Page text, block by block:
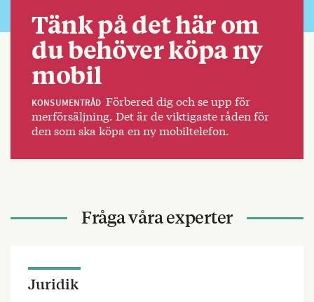
Tänk på det här om
du behöver köpa ny
mobil
KONSUMENTRÅD Förbered dig och se upp för
merförsäljning. Det är de viktigaste råden för
den som ska köpa en ny mobiltelefon.
Fråga våra experter
Juridik